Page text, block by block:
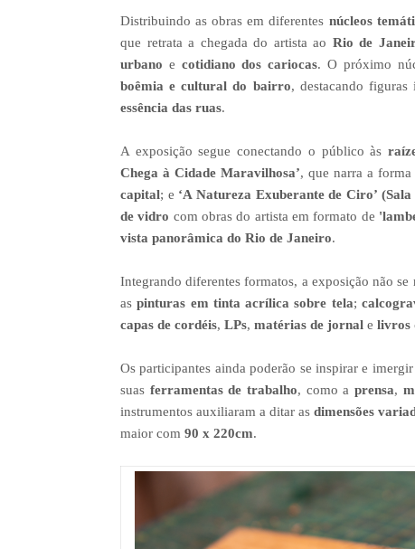
Distribuindo as obras em diferentes núcleos
que retrata a chegada do artista ao Rio de
urbano e cotidiano dos cariocas. O próximo
boêmia e cultural do bairro, destacando
essência das ruas.
A exposição segue conectando o público às
Chega à Cidade Maravilhosa’, que narra a
capital; e ‘A Natureza Exuberante de Ciro’
de vidro com obras do artista em formato de
vista panorâmica do Rio de Janeiro.
Integrando diferentes formatos, a exposição não se
aspinturas em tinta acrílica sobre tela;
capas de cordéis, LPs, matérias de jornal e livros
Os participantes ainda poderão se inspirar e
suas ferramentas de trabalho, como a prensa,
instrumentos auxiliaram a ditar asdimensões
maior com 90 x 220cm.